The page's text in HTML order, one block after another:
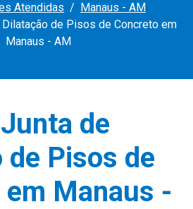
Atendidas
Manaus - AM
de Pisos de Concreto em
Manaus - AM
de
de Pisos de
Manaus -